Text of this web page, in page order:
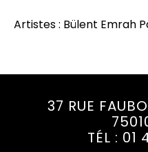
Artistes : Bülent Emrah
37 RUE
TÉL : 01